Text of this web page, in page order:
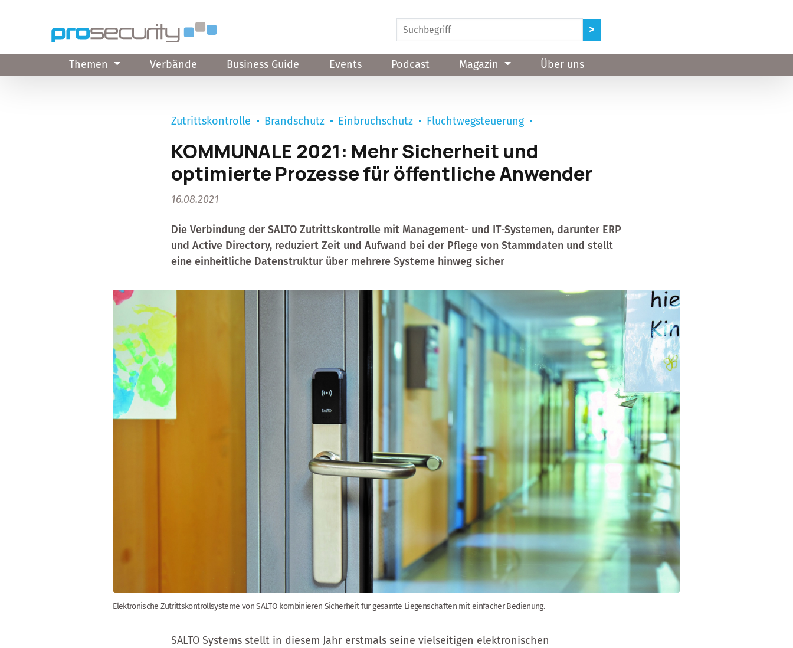
Themen Verbände Business Guide Events Podcast Magazin Über uns
Zutrittskontrolle Brandschutz Einbruchschutz Fluchtwegsteuerung
KOMMUNALE 2021: Mehr Sicherheit und
optimierte Prozesse für öffentliche Anwender
16.08.2021
Die Verbindung der SALTO Zutrittskontrolle mit Management- und IT-Systemen, darunter ERP
und Active Directory, reduziert Zeit und Aufwand bei der Pflege von Stammdaten und stellt
eine einheitliche Datenstruktur über mehrere Systeme hinweg sicher
Elektronische Zutrittskontrollsysteme von SALTO kombinieren Sicherheit für gesamte Liegenschaften mit einfacher Bedienung.
SALTO Systems stellt in diesem Jahr erstmals seine vielseitigen elektronischen